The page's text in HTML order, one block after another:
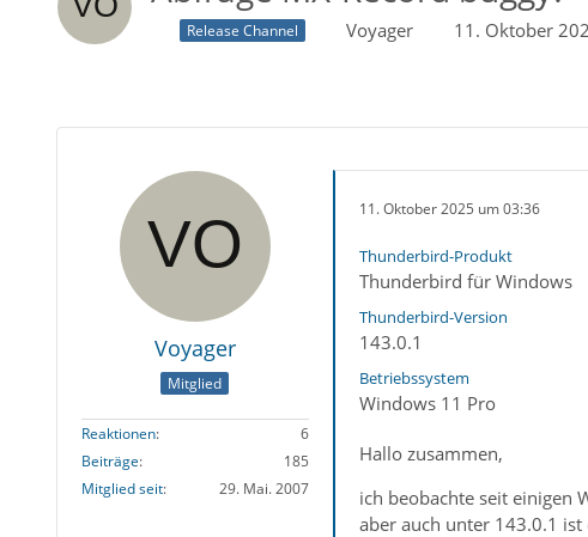
Release Channel Voyager 11. Oktober
Voyager
Mitglied
Reaktionen
6
Beiträge
185
Mitglied seit
29. Mai. 2007
11. Oktober 2025 um 03:36
Thunderbird-Produkt
Thunderbird für Windows
Thunderbird-Version
143.0.1
Betriebssystem
Windows 11 Pro
Hallo zusammen,
ich beobachte seit einigen
aber auch unter 143.0.1 ist